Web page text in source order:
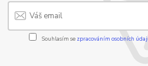
Souhlasím se zpracováním osobních